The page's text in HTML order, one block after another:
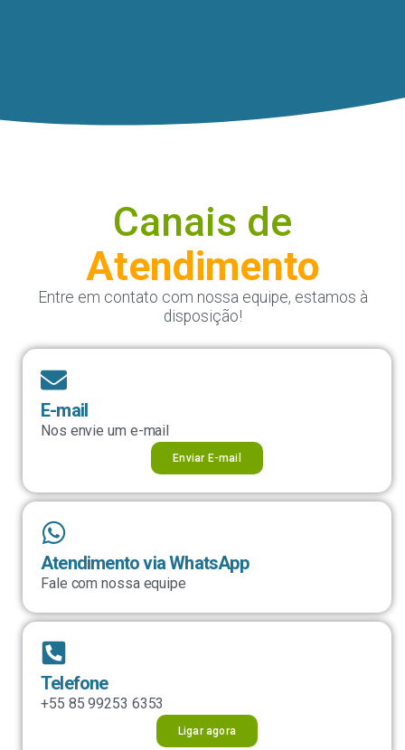
Canais de
Atendimento
Entre em contato com nossa equipe, estamos à
disposição!
E-mail
Nos envie um e-mail
Enviar E-mail
Atendimento via WhatsApp
Fale com nossa equipe
Telefone
+55 85 99253 6353
Ligar agora